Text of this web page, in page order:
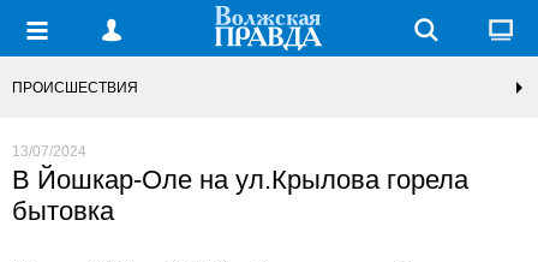
ПРОИСШЕСТВИЯ
13/07/2024
В Йошкар-Оле на ул.Крылова горела
бытовка